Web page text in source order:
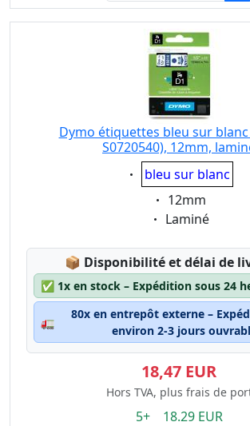
Dymo étiquettes bleu sur blanc
S0720540), 12mm,
Eigenschaft:
bleu sur blanc
Eigenschaft:
12mm
Eigenschaft:
Laminé
📦 Lagerstatus:
Disponibilité et délai de
✅ 1x en stock – Expédition sous 24
🚛
80x en entrepôt externe –
environ 2-3 jours
18,47 EUR
Hors TVA, plus frais de
5+ 18.29 EUR